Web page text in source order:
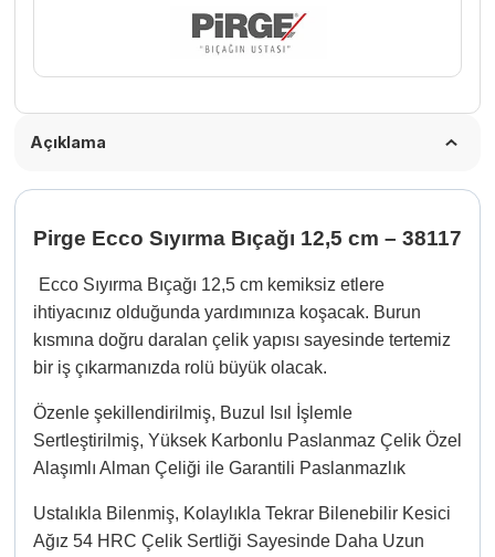
Açıklama
Pirge Ecco Sıyırma Bıçağı 12,5 cm – 38117
Ecco Sıyırma Bıçağı 12,5 cm kemiksiz etlere
ihtiyacınız olduğunda yardımınıza koşacak. Burun
kısmına doğru daralan çelik yapısı sayesinde tertemiz
bir iş çıkarmanızda rolü büyük olacak.
Özenle şekillendirilmiş, Buzul Isıl İşlemle
Sertleştirilmiş, Yüksek Karbonlu Paslanmaz Çelik Özel
Alaşımlı Alman Çeliği ile Garantili Paslanmazlık
Ustalıkla Bilenmiş, Kolaylıkla Tekrar Bilenebilir Kesici
Ağız 54 HRC Çelik Sertliği Sayesinde Daha Uzun